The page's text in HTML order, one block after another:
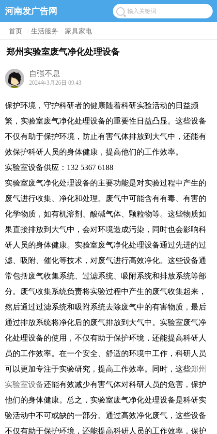
河南发广告网
首页 生活服务 家具家电
郑州实验室废气净化处理设备
自强不息
2024年3月26日 09:43
保护环境，守护科研者的健康随着科研实验活动的日益频
繁，实验室废气净化处理设备的重要性日益凸显。这些设备
不仅有助于保护环境，防止有害气体排放到大气中，还能有
效保护科研人员的身体健康，提高他们的工作效率。
实验室设备供应：132 5367 6188
实验室废气净化处理设备的主要功能是对实验过程中产生的
废气进行收集、净化和处理。废气中可能含有有毒、有害的
化学物质，如有机溶剂、酸碱气体、颗粒物等。这些物质如
果直接排放到大气中，会对环境造成污染，同时也会影响科
研人员的身体健康。实验室废气净化处理设备通过先进的过
滤、吸附、催化等技术，对废气进行高效净化。这些设备通
常包括废气收集系统、过滤系统、吸附系统和排放系统等部
分。废气收集系统负责将实验过程中产生的废气收集起来，
然后通过过滤系统和吸附系统去除废气中的有害物质，最后
通过排放系统将净化后的废气排放到大气中。实验室废气净
化处理设备的使用，不仅有助于保护环境，还能提高科研人
员的工作效率。在一个安全、舒适的环境中工作，科研人员
可以更加专注于实验研究，提高工作效率。同时，这些郑州
实验室设备还能有效减少有害气体对科研人员的危害，保护
他们的身体健康。总之，实验室废气净化处理设备是科研实
验活动中不可或缺的一部分。通过高效净化废气，这些设备
不仅有助于保护环境，还能提高科研人员的工作效率，保护